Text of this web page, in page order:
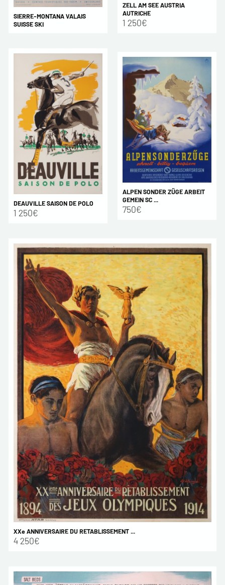
SIERRE-MONTANA VALAIS
SUISSE SKI
ZELL AM SEE AUSTRIA
AUTRICHE
1 250€
DEAUVILLE SAISON DE POLO
1 250€
ALPEN SONDER ZÜGE ARBEIT
GEMEIN SC ...
750€
XXe ANNIVERSAIRE DU RETABLISSEMENT ...
4 250€